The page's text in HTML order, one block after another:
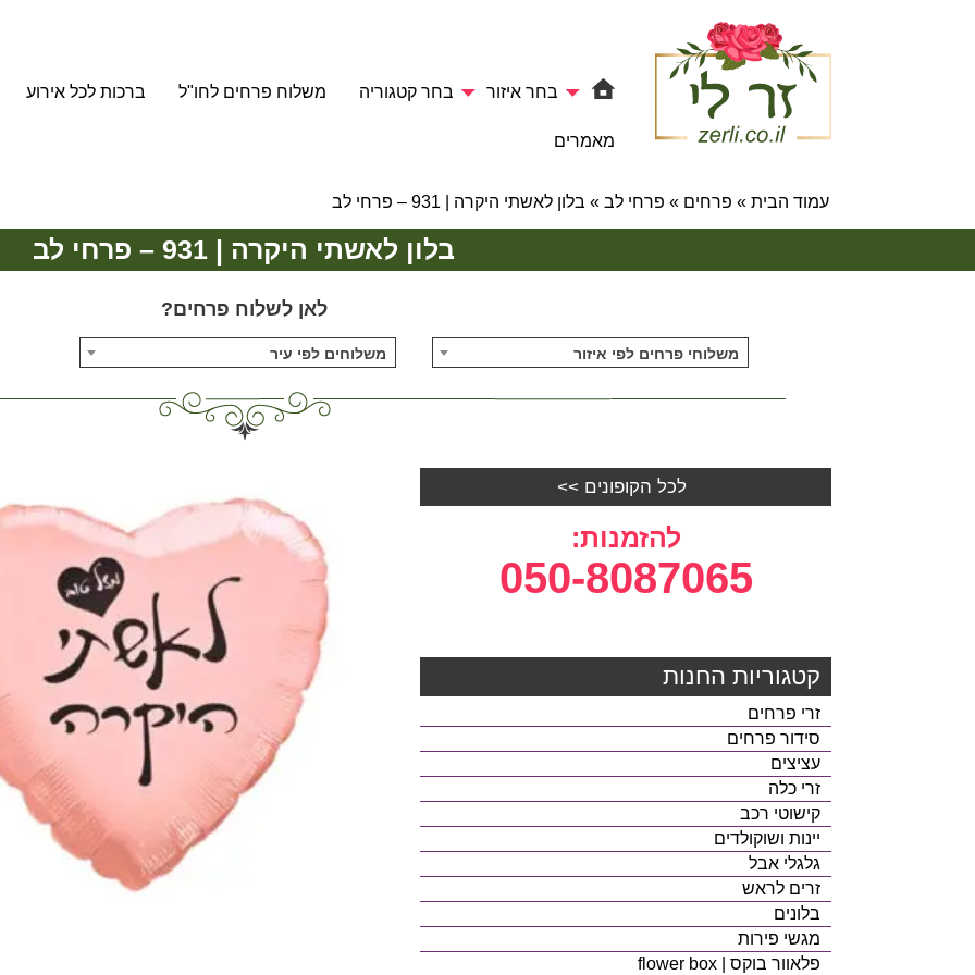
בחר איזור בחר קטגוריה משלוח פרחים לחו"ל ברכות לכל אירוע
מאמרים
עמוד הבית » פרחים » פרחי לב » בלון לאשתי היקרה | 931 – פרחי לב
בלון לאשתי היקרה | 931 – פרחי לב
לאן לשלוח פרחים?
משלוחי פרחים לפי איזור משלוחים לפי עיר
לכל הקופונים >>
להזמנות:
050-8087065
קטגוריות החנות
זרי פרחים
סידור פרחים
עציצים
זרי כלה
קישוטי רכב
יינות ושוקולדים
גלגלי אבל
זרים לראש
בלונים
מגשי פירות
פלאוור בוקס | flower box